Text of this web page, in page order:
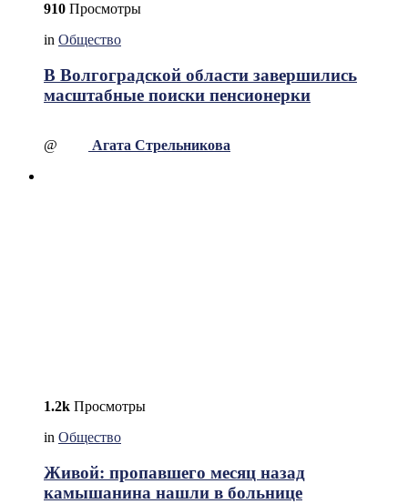
910 Просмотры
in Общество
В Волгоградской области завершились
масштабные поиски пенсионерки
@ Агата Стрельникова
1.2k Просмотры
in Общество
Живой: пропавшего месяц назад
камышанина нашли в больнице